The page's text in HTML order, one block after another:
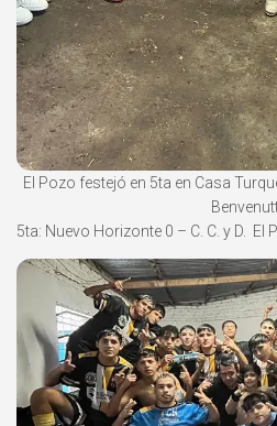
El Pozo festejó en 5ta en Casa
5ta: Nuevo Horizonte 0 – C. C. y D.